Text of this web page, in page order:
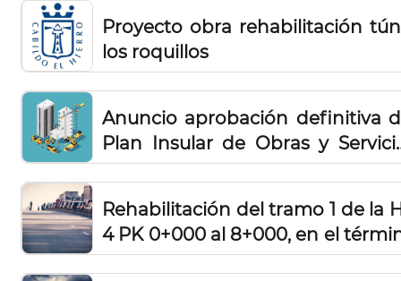
Proyecto obra rehabilitación
los roquillos
Anuncio aprobación definitiva
Plan Insular de Obras y
de la isla de El Hierro 2021-2023
Rehabilitación del tramo 1 de la
4 PK 0+000 al 8+000, en el
municipal de Valverde y El Pinar